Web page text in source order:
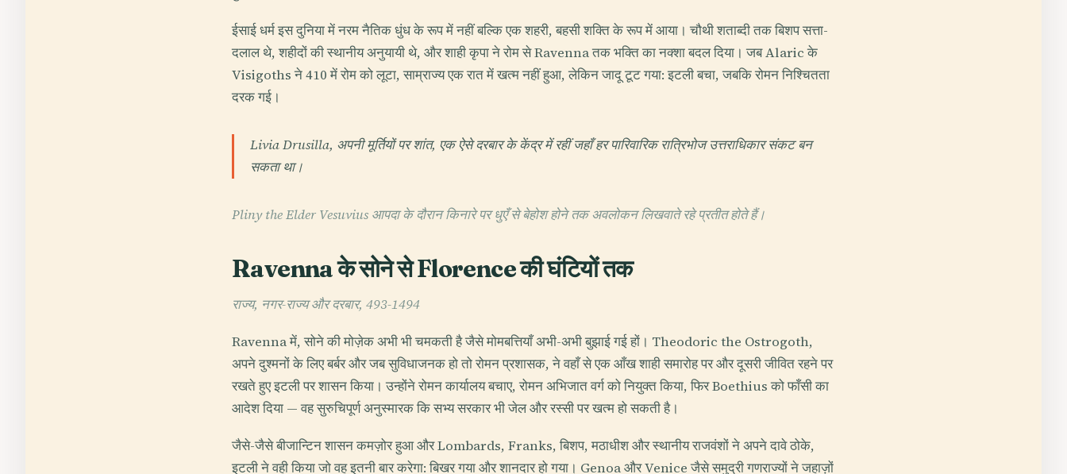
ईसाई धर्म इस दुनिया में नरम नैतिक धुंध के रूप में नहीं बल्कि एक शहरी, बहसी शक्ति के रूप में आया। चौथी शताब्दी तक बिशप सत्ता-
दलाल थे, शहीदों की स्थानीय अनुयायी थे, और शाही कृपा ने रोम से Ravenna तक भक्ति का नक्शा बदल दिया। जब Alaric के
Visigoths ने 410 में रोम को लूटा, साम्राज्य एक रात में खत्म नहीं हुआ, लेकिन जादू टूट गया: इटली बचा, जबकि रोमन निश्चितता
दरक गई।
Livia Drusilla, अपनी मूर्तियों पर शांत, एक ऐसे दरबार के केंद्र में रहीं जहाँ हर पारिवारिक रात्रिभोज उत्तराधिकार संकट बन
सकता था।
Pliny the Elder Vesuvius आपदा के दौरान किनारे पर धुएँ से बेहोश होने तक अवलोकन लिखवाते रहे प्रतीत होते हैं।
Ravenna के सोने से Florence की घंटियों तक
राज्य, नगर-राज्य और दरबार, 493-1494
Ravenna में, सोने की मोज़ेक अभी भी चमकती है जैसे मोमबत्तियाँ अभी-अभी बुझाई गई हों। Theodoric the Ostrogoth,
अपने दुश्मनों के लिए बर्बर और जब सुविधाजनक हो तो रोमन प्रशासक, ने वहाँ से एक आँख शाही समारोह पर और दूसरी जीवित रहने पर
रखते हुए इटली पर शासन किया। उन्होंने रोमन कार्यालय बचाए, रोमन अभिजात वर्ग को नियुक्त किया, फिर Boethius को फाँसी का
आदेश दिया — वह सुरुचिपूर्ण अनुस्मारक कि सभ्य सरकार भी जेल और रस्सी पर खत्म हो सकती है।
जैसे-जैसे बीजान्टिन शासन कमज़ोर हुआ और Lombards, Franks, बिशप, मठाधीश और स्थानीय राजवंशों ने अपने दावे ठोके,
इटली ने वही किया जो वह इतनी बार करेगा: बिखर गया और शानदार हो गया। Genoa और Venice जैसे समुद्री गणराज्यों ने जहाज़ों